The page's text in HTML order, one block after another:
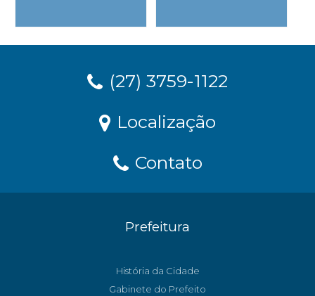
(27) 3759-1122
Localização
Contato
Prefeitura
História da Cidade
Gabinete do Prefeito